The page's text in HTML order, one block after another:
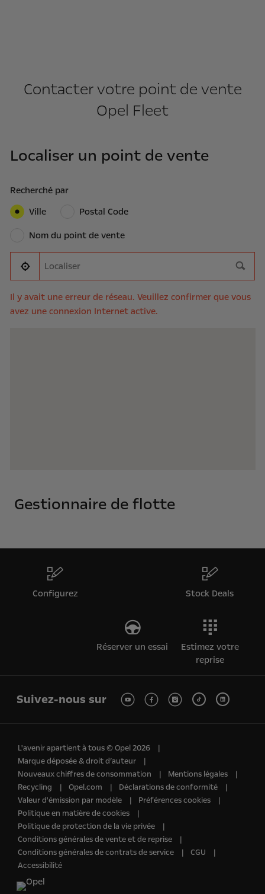
Contacter votre point de vente
Opel Fleet
Localiser un point de vente
Recherché par
Ville
Postal Code
Nom du point de vente
Il y avait une erreur de réseau. Veuillez confirmer que vous
avez une connexion Internet active.
Gestionnaire de flotte
Configurez Stock Deals
Réserver un essai
Estimez votre
reprise
Suivez-nous sur
L'avenir apartient à tous © Opel 2026
Marque déposée & droit d’auteur
Nouveaux chiffres de consommation
Mentions légales
Recycling
Opel.com
Déclarations de conformité
Valeur d'émission par modèle
Préférences cookies
Politique en matière de cookies
Politique de protection de la vie privée
Conditions générales de vente et de reprise
Conditions générales de contrats de service
CGU
Accessibilité